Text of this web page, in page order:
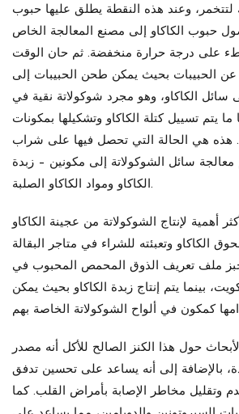
لتتخمر، وعند هذه النقطة يطلق عليها حبوب
حبوب الكاكاو إلى مصنع المعالجة الخاص
على درجة حرارة منخفضة. ثم حان الوقت
الحبيبات بحيث يمكن طحن الحبيبات إلى
الكاكاو، وهو مجرد شوكولاتة نقية في
يتم تسييل كتلة الكاكاو وتشكيلها بمكونات
هذه هي الحالة التي تحصل فيها على شراب
معالجة سائل الشوكولاتة إلى مكونين – زبدة
الكاكاو ومواد الكاكاو الصلبة.
أهمية لإنتاج الشوكولاتة من عجينة الكاكاو
الكاكاو وتعبئته للشراء في متاجر البقالة
ملف تعريف الذوق المحمص المحبوب في
بينما يتم إنتاج زبدة الكاكاو بحيث يمكن
حول هذا الكنز الصالح للأكل أنه مصدر
بالإضافة إلى أنه يساعد على تحسين تدفق
وتقليل مخاطر الإصابة بأمراض القلب. كما